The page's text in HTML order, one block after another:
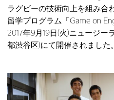
ラグビーの技術向上を組み合
留学プログラム「Game on
2017年9月19日(火)ニュージー
都渋谷区)にて開催されました。